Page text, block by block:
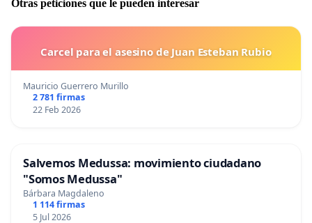
Otras peticiones que le pueden interesar
Carcel para el asesino de Juan Esteban Rubio
Mauricio Guerrero Murillo
2 781 firmas
22 Feb 2026
Salvemos Medussa: movimiento ciudadano
"Somos Medussa"
Bárbara Magdaleno
1 114 firmas
5 Jul 2026